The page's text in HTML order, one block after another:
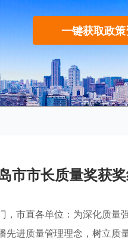
一键获取政
市市长质量奖获
市直各单位：为深化质量
先进质量管理理念，树立质